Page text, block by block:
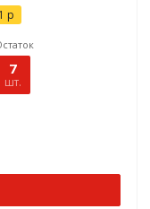
р
49
сек.
7
шт.